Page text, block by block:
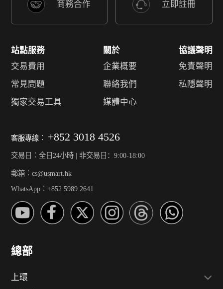
商務合作 立即註冊
站點服務
交易費用
常見問題
獨家交易工具
關於
企業概要
聯絡我們
媒體中心
協議聲明
免責聲明
私隱聲明
客服專線︰ +852 3018 4526
交易日︰全日24小時 | 非交易日：9:00-18:00
郵箱︰cs@usmart.hk
WhatsApp︰+852 5989 2641
總部
上環